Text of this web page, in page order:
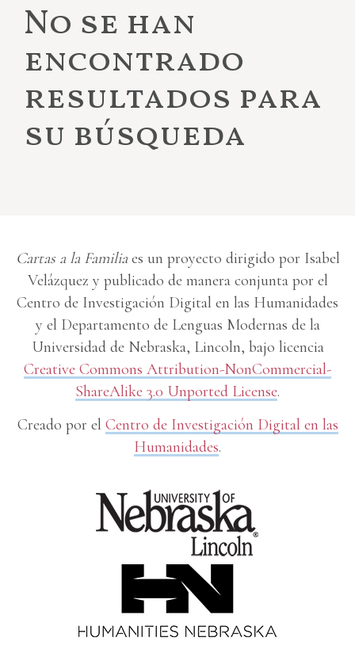
No se han
encontrado
resultados para
su búsqueda
Cartas a la Familiaes un proyecto dirigido por Isabel
Velázquez y publicado de manera conjunta por el
Centro de Investigación Digital en las Humanidades
y el Departamento de Lenguas Modernas de la
Universidad de Nebraska, Lincoln, bajo licencia
Creative Commons Attribution-NonCommercial-
ShareAlike 3.0 Unported License.
Creado por el Centro de Investigación Digital en las
Humanidades.